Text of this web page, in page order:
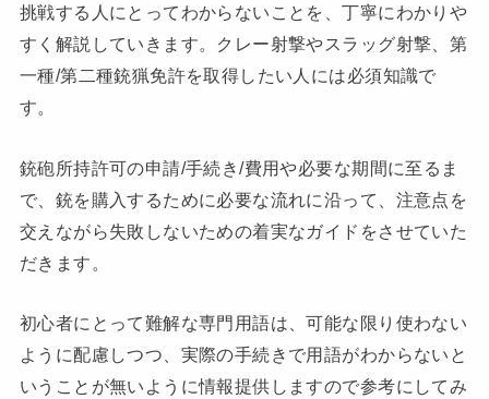
挑戦する人にとってわからないことを、丁寧にわかりや
すく解説していきます。クレー射撃やスラッグ射撃、第
一種/第二種銃猟免許を取得したい人には必須知識で
す。
銃砲所持許可の申請/手続き/費用や必要な期間に至るま
で、銃を購入するために必要な流れに沿って、注意点を
交えながら失敗しないための着実なガイドをさせていた
だきます。
初心者にとって難解な専門用語は、可能な限り使わない
ように配慮しつつ、実際の手続きで用語がわからないと
いうことが無いように情報提供しますので参考にしてみ